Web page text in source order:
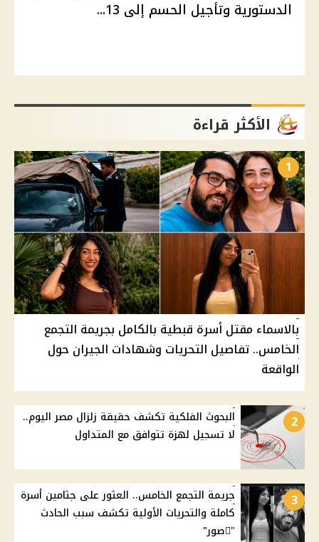
الدستورية وتأجيل الحسم إلى 13...
الأكثر قراءة
1
بالاسماء مقتل أسرة قبطية بالكامل بجريمة التجمع
الخامس.. تفاصيل التحريات وشهادات الجيران حول
الواقعة
2
البحوث الفلكية تكشف حقيقة زلزال مصر اليوم..
لا تسجيل لهزة تتوافق مع المتداول
3
جريمة التجمع الخامس.. العثور على جثامين أسرة
كاملة والتحريات الأولية تكشف سبب الحادث
"ًصور"